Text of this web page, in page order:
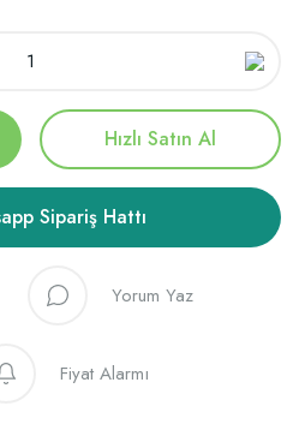
Hızlı Satın Al
Sipariş Hattı
Yorum Yaz
Fiyat Alarmı